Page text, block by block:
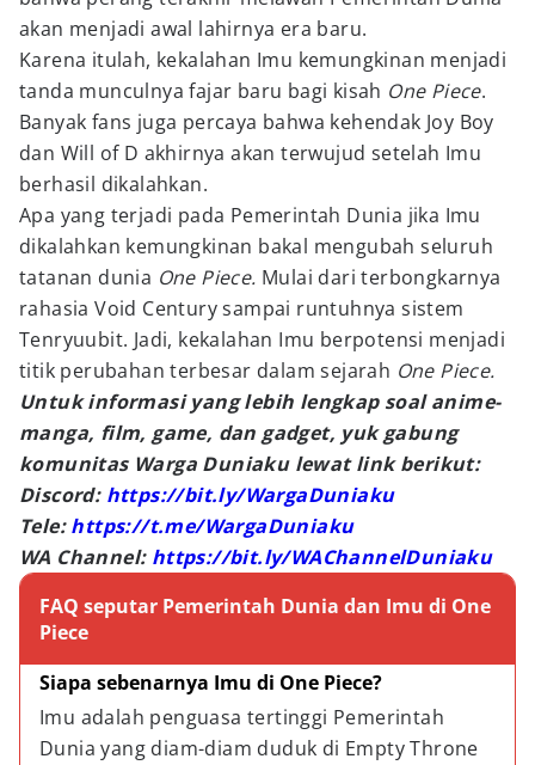
akan menjadi awal lahirnya era baru.
Karena itulah, kekalahan Imu kemungkinan menjadi
tanda munculnya fajar baru bagi kisah One Piece.
Banyak fans juga percaya bahwa kehendak Joy Boy
dan Will of D akhirnya akan terwujud setelah Imu
berhasil dikalahkan.
Apa yang terjadi pada Pemerintah Dunia jika Imu
dikalahkan kemungkinan bakal mengubah seluruh
tatanan dunia One Piece. Mulai dari terbongkarnya
rahasia Void Century sampai runtuhnya sistem
Tenryuubit. Jadi, kekalahan Imu berpotensi menjadi
titik perubahan terbesar dalam sejarah One Piece.
Untuk informasi yang lebih lengkap soal anime-
manga, film, game, dan gadget, yuk gabung
komunitas Warga Duniaku lewat link berikut:
Discord: https://bit.ly/WargaDuniaku
Tele:https://t.me/WargaDuniaku
WA Channel: https://bit.ly/WAChannelDuniaku
FAQ seputar Pemerintah Dunia dan Imu di One
Piece
Siapa sebenarnya Imu di One Piece?
Imu adalah penguasa tertinggi Pemerintah
Dunia yang diam-diam duduk di Empty Throne